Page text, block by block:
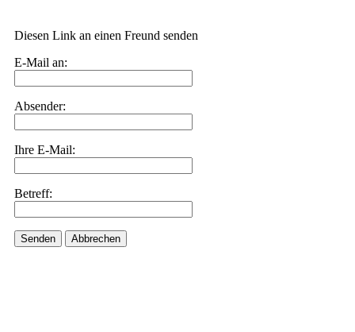
Diesen Link an einen Freund senden
E-Mail an:
Absender:
Ihre E-Mail:
Betreff:
Senden Abbrechen